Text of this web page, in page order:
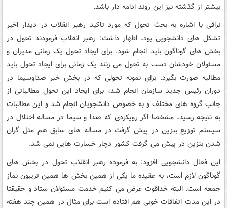
بیشتر از گذشته نیز این روند ادامه دار باشد.
نراقی با اشاره به بحث تحول که مورد تاکید رهبر انقلاب در دیدار اخیر
تشکل های دانشجویی بود، اظهار داشت: رهبر انقلاب فرمودند تحول در
بخش های گوناگون باید انجام شود. برای ایجاد تحول یک زمانی مدیران و
مسئولان خودشان دست به تحول می زنند یک زمانی برای ایجاد تحول باید
مطالبه صورت بگیرد. برای نمونه تحولی که در بخش خبر صداوسیما در
دوران رئیس جدید سازمان انجام شد، برای ایجاد این تحول مطالباتی از
جانب گروه های مختلف و به خصوص دانشجویان انجام شد و این مطالبات
به نتیجه رسید، مشخصا اگر رویکردی که صدا و سیما در مساله اختلال در
سیستم توزیع بنزین در پیش گرفت در مساله های سابق هم مثل گران
شدن بنزین در پیش می گرفت کشور دچار خسارت هایی نمی شد.
این فعال دانشجویی افزود: به فرموده رهبر انقلاب تحول در بخش های
گوناگون لازم است، به عقیده ما یکی از همین بخش ها همین تریبون نماز
جمعه است. البته خداقوت عرض می کنیم خدمت مسئولان ستاد و حقیقتا
در این مدت اتفاقات خوبی هم افتاده است برای مثال در همین چند هفته